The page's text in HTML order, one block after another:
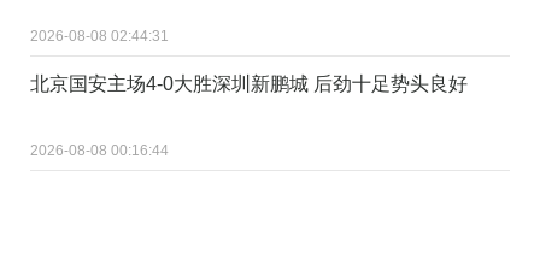
2026-08-08 02:44:31
北京国安主场4-0大胜深圳新鹏城 后劲十足势头良好
2026-08-08 00:16:44